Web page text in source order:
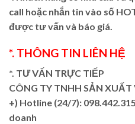
call hoặc nhắn tin vào số
được tư vấn và báo giá.
*. THÔNG TIN LIÊN HỆ
*. TƯ VẤN TRỰC TIẾP
CÔNG TY TNHH SẢN XUẤT
+) Hotline (24/7):
doanh